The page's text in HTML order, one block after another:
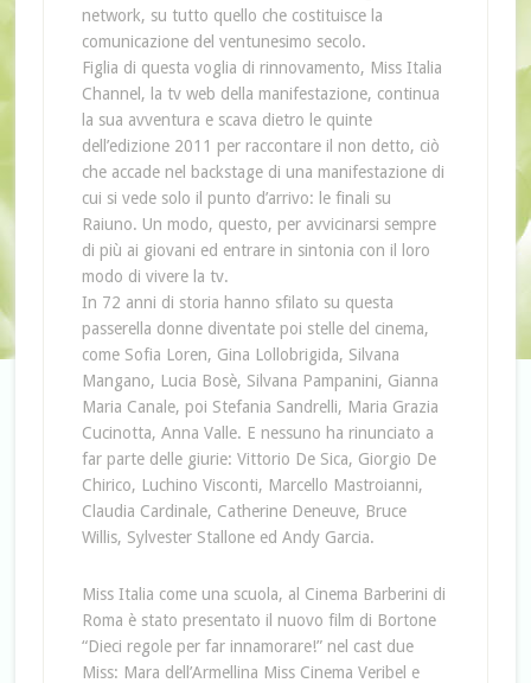
network, su tutto quello che costituisce la
comunicazione del ventunesimo secolo.
Figlia di questa voglia di rinnovamento, Miss Italia
Channel, la tv web della manifestazione, continua
la sua avventura e scava dietro le quinte
dell’edizione 2011 per raccontare il non detto, ciò
che accade nel backstage di una manifestazione di
cui si vede solo il punto d’arrivo: le finali su
Raiuno. Un modo, questo, per avvicinarsi sempre
di più ai giovani ed entrare in sintonia con il loro
modo di vivere la tv.
In 72 anni di storia hanno sfilato su questa
passerella donne diventate poi stelle del cinema,
come Sofia Loren, Gina Lollobrigida, Silvana
Mangano, Lucia Bosè, Silvana Pampanini, Gianna
Maria Canale, poi Stefania Sandrelli, Maria Grazia
Cucinotta, Anna Valle. E nessuno ha rinunciato a
far parte delle giurie: Vittorio De Sica, Giorgio De
Chirico, Luchino Visconti, Marcello Mastroianni,
Claudia Cardinale, Catherine Deneuve, Bruce
Willis, Sylvester Stallone ed Andy Garcia.
Miss Italia come una scuola, al Cinema Barberini di
Roma è stato presentato il nuovo film di Bortone
“Dieci regole per far innamorare!” nel cast due
Miss: Mara dell’Armellina Miss Cinema Veribel e